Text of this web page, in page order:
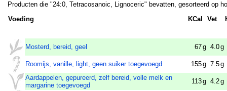
Producten die "24:0, Tetracosanoic, Lignoceric" bevatten, gesorteerd op
Voeding
KCal Vet
Mosterd, bereid, geel 67g 4.0g
Roomijs, vanille, light, geen suiker toegevoegd 155g 7.5g
Aardappelen, gepureerd, zelf bereid, volle melk en
margarine toegevoegd
113g 4.2g